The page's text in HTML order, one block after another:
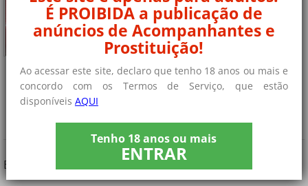
Diana venezuelana, primeira vez na sua cidade, vou......
+ 7 fotos privadas
¿Você está procurando outros tipos de
contatos?
Encontre contatos e amigos em Macedo de Cavaleiros
É PROIBIDA a publicação de
anúncios de Acompanhantes e
Prostituição!
Ao acessar este site, declaro que tenho 18 anos ou mais e
concordo com os Termos de Serviço, que estão
disponíveis AQUI
Tenho 18 anos ou mais
ENTRAR